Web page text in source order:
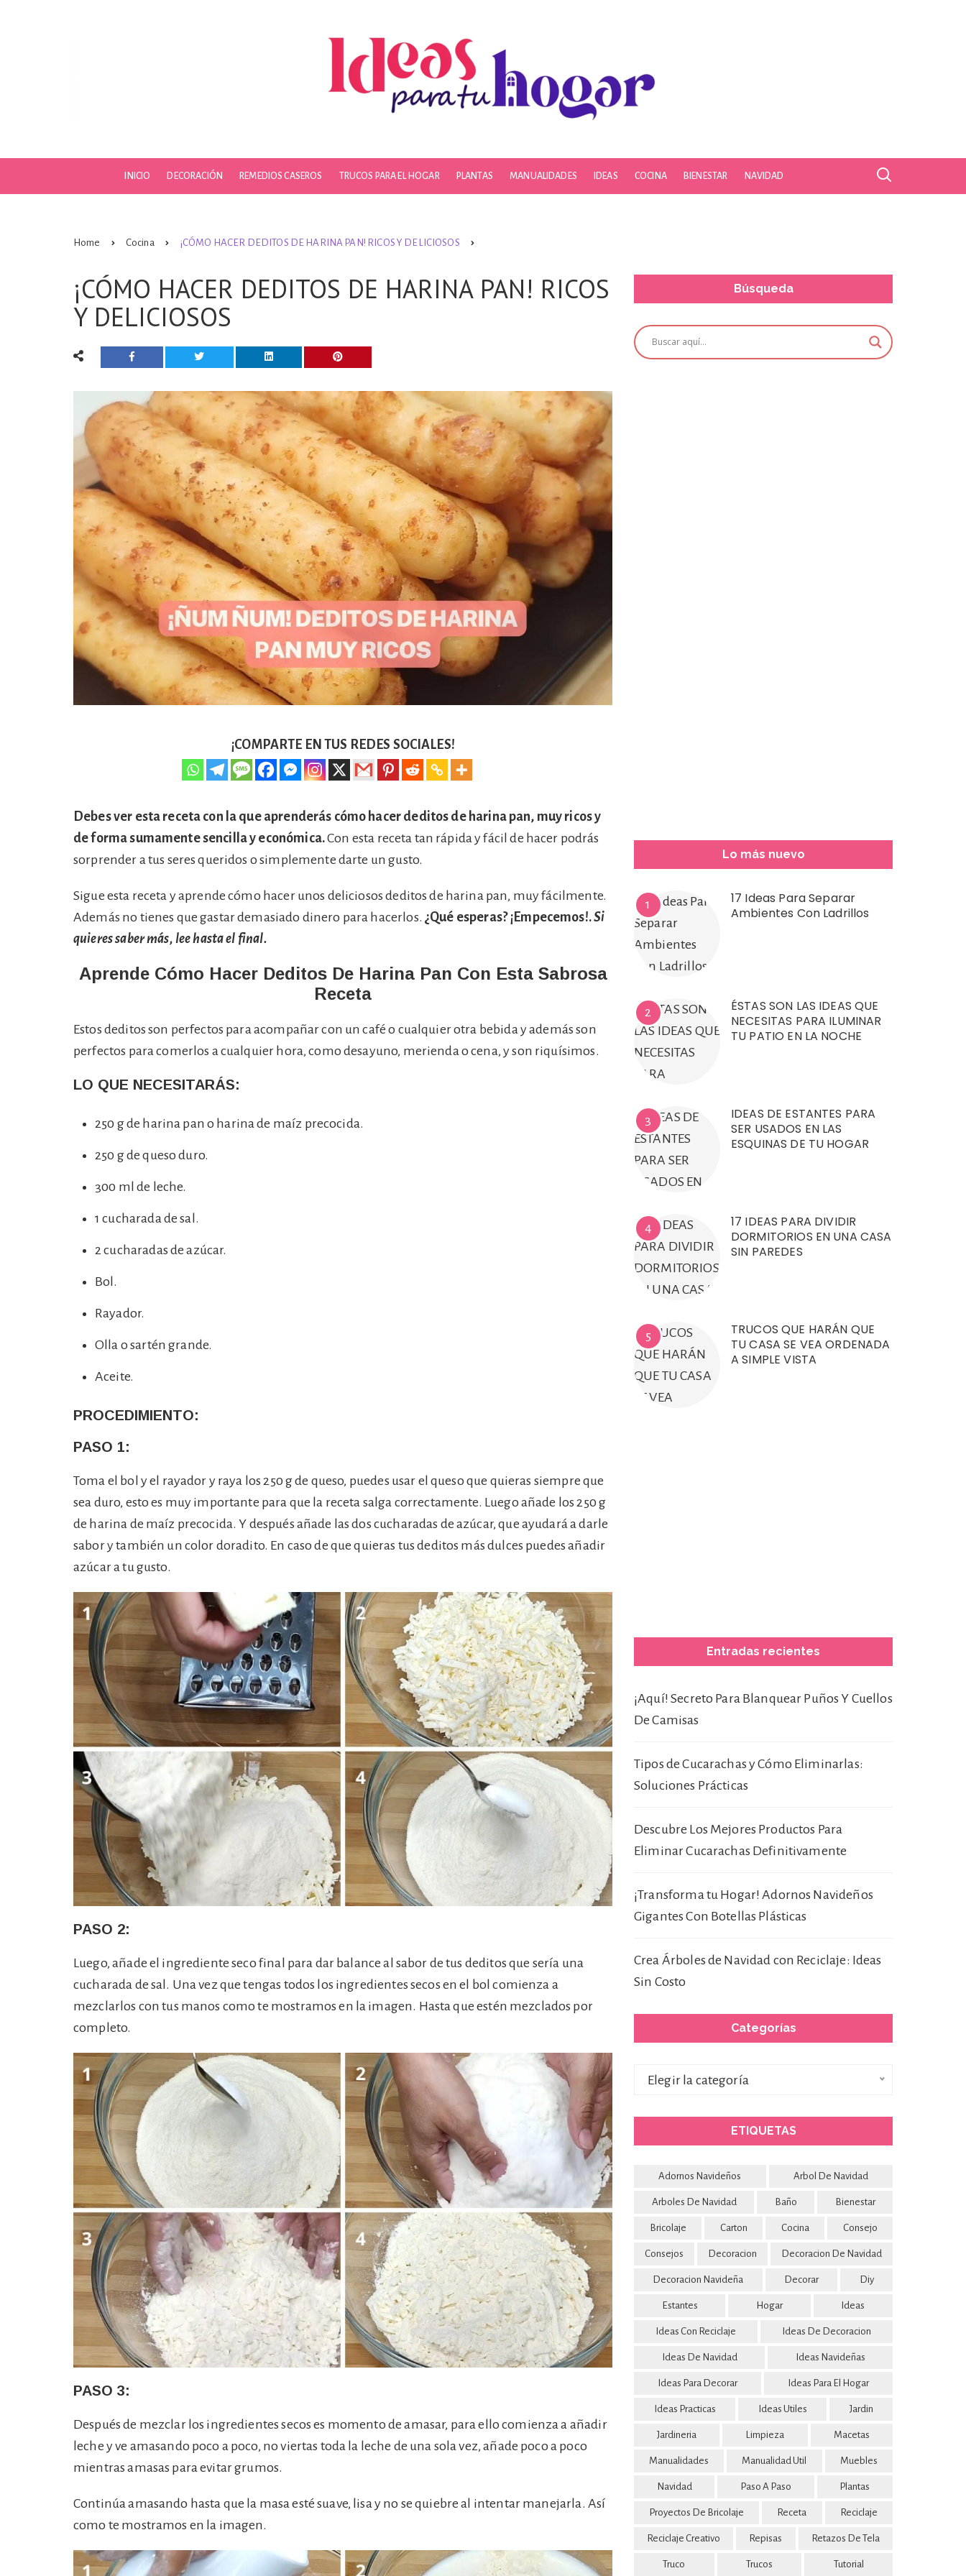
INICIO DECORACIÓN REMEDIOS CASEROS TRUCOS PARA EL HOGAR PLANTAS MANUALIDADES IDEAS COCINA BIENESTAR NAVIDAD
Home Cocina ¡CÓMO HACER DEDITOS DE HARINA PAN! RICOS Y DELICIOSOS
¡CÓMO HACER DEDITOS DE HARINA PAN! RICOS
Y DELICIOSOS
¡COMPARTE EN TUS REDES SOCIALES!
Debes ver esta receta con la que aprenderás cómo hacer deditos de harina pan, muy ricos y
de forma sumamente sencilla y económica.Con esta receta tan rápida y fácil de hacer podrás
sorprender a tus seres queridos o simplemente darte un gusto.
Sigue esta receta y aprende cómo hacer unos deliciosos deditos de harina pan, muy fácilmente.
Además no tienes que gastar demasiado dinero para hacerlos. ¿Qué esperas? ¡Empecemos!.Si
quieres saber más, lee hasta el final.
Aprende Cómo Hacer Deditos De Harina Pan Con Esta Sabrosa
Receta
Estos deditos son perfectos para acompañar con un café o cualquier otra bebida y además son
perfectos para comerlos a cualquier hora, como desayuno, merienda o cena, y son riquísimos.
LO QUE NECESITARÁS:
250 g de harina pan o harina de maíz precocida.
250 g de queso duro.
300 ml de leche.
1 cucharada de sal.
2 cucharadas de azúcar.
Bol.
Rayador.
Olla o sartén grande.
Aceite.
PROCEDIMIENTO:
PASO 1:
Toma el bol y el rayador y raya los 250 g de queso, puedes usar el queso que quieras siempre que
sea duro, esto es muy importante para que la receta salga correctamente. Luego añade los 250 g
de harina de maíz precocida. Y después añade las dos cucharadas de azúcar, que ayudará a darle
sabor y también un color doradito. En caso de que quieras tus deditos más dulces puedes añadir
azúcar a tu gusto.
PASO 2:
Luego, añade el ingrediente seco final para dar balance al sabor de tus deditos que sería una
cucharada de sal. Una vez que tengas todos los ingredientes secos en el bol comienza a
mezclarlos con tus manos como te mostramos en la imagen. Hasta que estén mezclados por
completo.
PASO 3:
Después de mezclar los ingredientes secos es momento de amasar, para ello comienza a añadir
leche y ve amasando poco a poco, no viertas toda la leche de una sola vez, añade poco a poco
mientras amasas para evitar grumos.
Continúa amasando hasta que la masa esté suave, lisa y no se quiebre al intentar manejarla. Así
como te mostramos en la imagen.
Búsqueda
Lo más nuevo
1
17 Ideas Para Separar
Ambientes Con Ladrillos
2
ÉSTAS SON LAS IDEAS QUE
NECESITAS PARA ILUMINAR
TU PATIO EN LA NOCHE
3
IDEAS DE ESTANTES PARA
SER USADOS EN LAS
ESQUINAS DE TU HOGAR
4
17 IDEAS PARA DIVIDIR
DORMITORIOS EN UNA CASA
SIN PAREDES
5
TRUCOS QUE HARÁN QUE
TU CASA SE VEA ORDENADA
A SIMPLE VISTA
Entradas recientes
¡Aquí! Secreto Para Blanquear Puños Y Cuellos
De Camisas
Tipos de Cucarachas y Cómo Eliminarlas:
Soluciones Prácticas
Descubre Los Mejores Productos Para
Eliminar Cucarachas Definitivamente
¡Transforma tu Hogar! Adornos Navideños
Gigantes Con Botellas Plásticas
Crea Árboles de Navidad con Reciclaje: Ideas
Sin Costo
Categorías
Categorías
Elegir la categoría
ETIQUETAS
Adornos Navideños Arbol De Navidad
Arboles De Navidad Baño Bienestar
Bricolaje Carton Cocina Consejo
Consejos Decoracion Decoracion De Navidad
Decoracion Navideña Decorar Diy
Estantes Hogar Ideas
Ideas Con Reciclaje Ideas De Decoracion
Ideas De Navidad Ideas Navideñas
Ideas Para Decorar Ideas Para El Hogar
Ideas Practicas Ideas Utiles Jardin
Jardineria Limpieza Macetas
Manualidades Manualidad Util Muebles
Navidad Paso A Paso Plantas
Proyectos De Bricolaje Receta Reciclaje
Reciclaje Creativo Repisas Retazos De Tela
Truco Trucos Tutorial